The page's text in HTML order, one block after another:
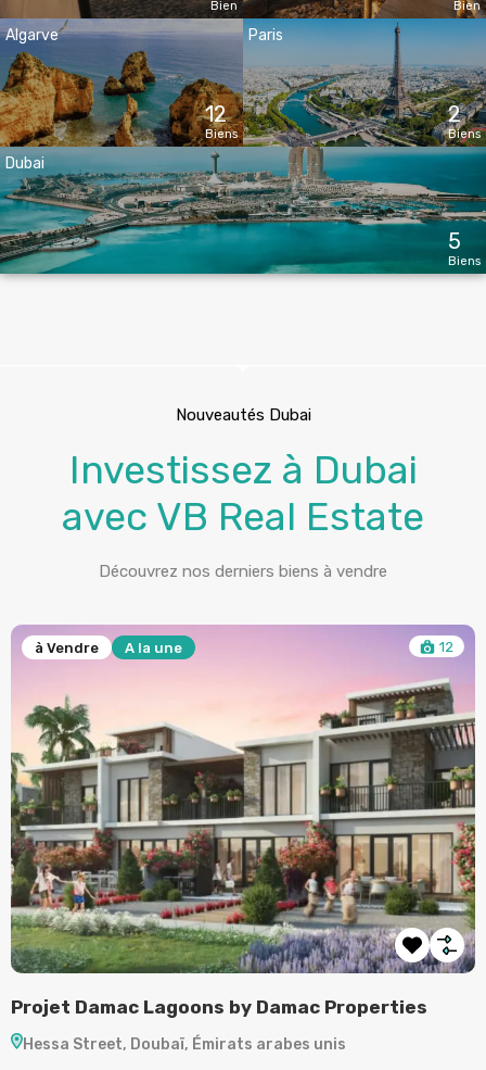
Bien Bien
Algarve
12
Biens
Paris
2
Biens
Dubai
5
Biens
Nouveautés Dubai
Investissez à Dubai
avec VB Real Estate
Découvrez nos derniers biens à vendre
Vendre A la une 12
Damac Lagoons by Damac Properties
Street, Doubaï, Émirats arabes unis
à